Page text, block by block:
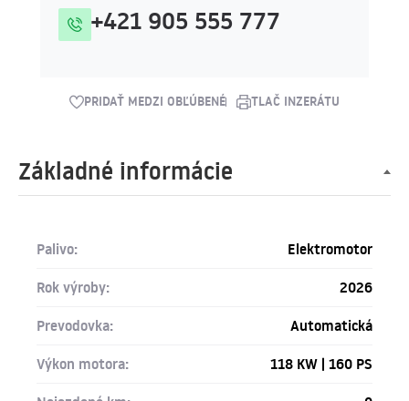
Základné informácie
Palivo:
Elektromotor
Rok výroby:
2026
Prevodovka:
Automatická
Výkon motora:
118 KW | 160 PS
+421 905 555 777
PRIDAŤ MEDZI OBĽÚBENÉ TLAČ INZERÁTU